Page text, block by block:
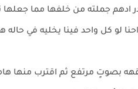
ادهم جملته من خلفها مما جعلها
لو كل واحد فينا يخليه في حاله
بصوتٍ مرتفع ثم اقترب منها